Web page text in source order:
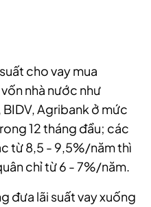
cho vay mua
nhà nước như
Agribank ở mức
12 tháng đầu; các
từ 8,5 - 9,5%/năm thì
chỉ từ 6 - 7%/năm.
đưa lãi suất vay xuống